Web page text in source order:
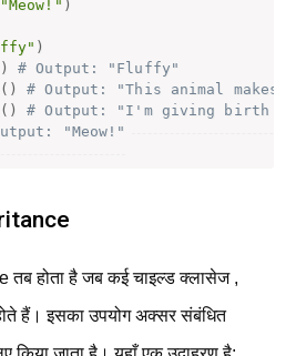
"Meow!" )
)
)
# Output: "Fluffy"
( )
# Output: "This animal makes
( )
# Output: "I'm giving birth to
"Meow!"
होता है जब कई चाइल्ड क्लासेज ,
हैं। इसका उपयोग अक्सर संबंधित